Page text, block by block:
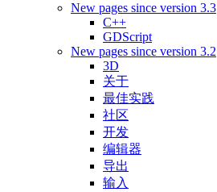
New pages since version 3.3
C++
GDScript
New pages since version 3.2
3D
关于
最佳实践
社区
开发
编辑器
导出
输入